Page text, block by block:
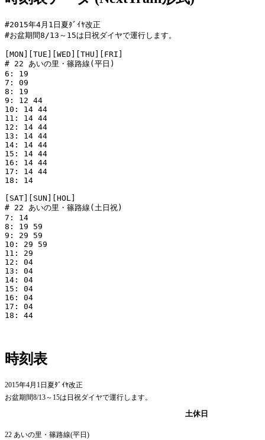
#2015年4月1日夏ﾀﾞｲﾔ改正
#お盆期間8/13～15は日祝ダイヤで運行します。
[MON][TUE][WED][THU][FRI]
# 22 あいの里・篠路線(平日)
6: 19
7: 09
8: 19
9: 12 44
10: 14 44
11: 14 44
12: 14 44
13: 14 44
14: 14 44
15: 14 44
16: 14 44
17: 14 44
18: 14
[SAT][SUN][HOL]
# 22 あいの里・篠路線(土日祝)
7: 14
8: 19 59
9: 29 59
10: 29 59
11: 29
12: 04
13: 04
14: 04
15: 04
16: 04
17: 04
18: 44
時刻表
2015年4月1日夏ﾀﾞｲﾔ改正
お盆期間8/13～15は日祝ダイヤで運行します。
土休日
22 あいの里・篠路線(平日)